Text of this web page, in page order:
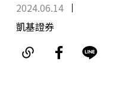
2024.06.14
凱基證券